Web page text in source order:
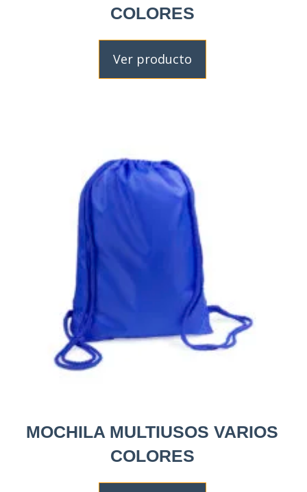
COLORES
Ver producto
MOCHILA MULTIUSOS VARIOS
COLORES